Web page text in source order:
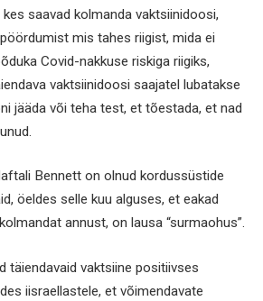
saavad kolmanda vaktsiinidoosi,
mis tahes riigist, mida ei
Covid-nakkuse riskiga riigiks,
vaktsiinidoosi saajatel lubatakse
jääda või teha test, et tõestada, et nad
Bennett on olnud kordussüstide
öeldes selle kuu alguses, et eakad
annust, on lausa “surmaohus”.
täiendavaid vaktsiine positiivses
iisraellastele, et võimendavate